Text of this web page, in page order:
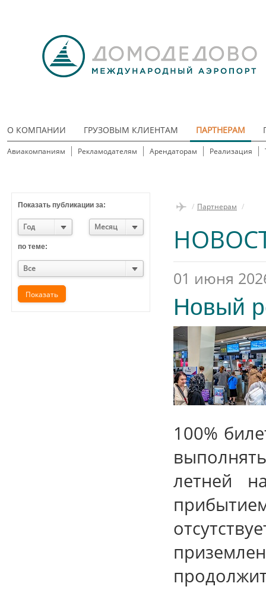
О КОМПАНИИ ГРУЗОВЫМ КЛИЕНТАМ ПАРТНЕРАМ
Авиакомпаниям Рекламодателям Арендаторам Реализация
Показать публикации за:
Год Месяц
по теме:
Все
/ Партнерам /
01 июня
Новый
100%
летней